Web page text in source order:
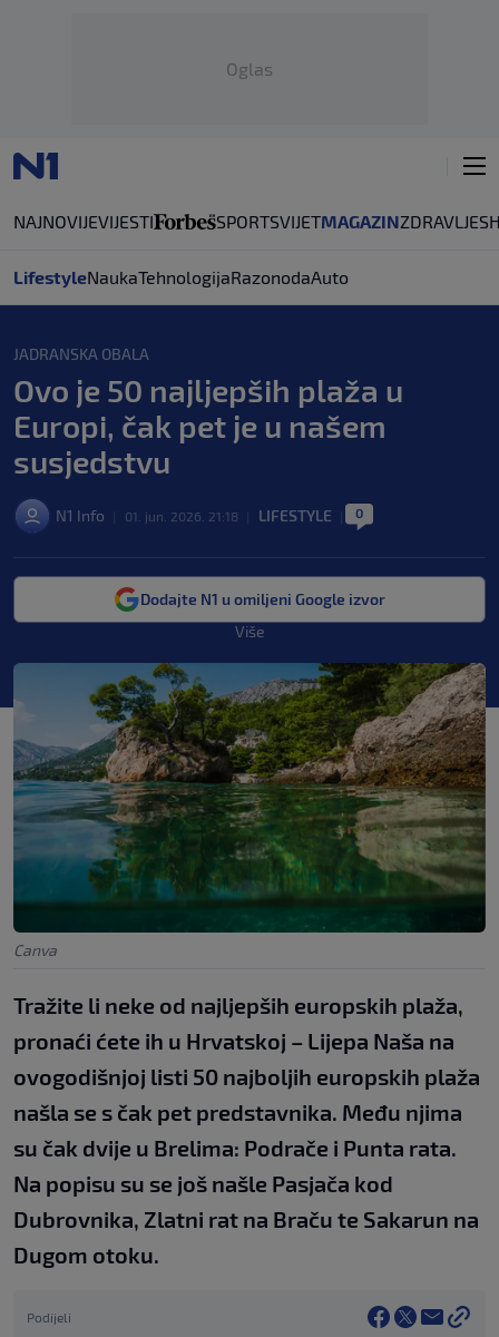
Oglas
NAJNOVIJEVIJESTI SPORTSVIJETMAGAZINZDRAVLJE
LifestyleNaukaTehnologijaRazonodaAuto
JADRANSKA OBALA
Ovo je 50 najljepših plaža u
Europi, čak pet je u našem
susjedstvu
N1 Info 01. jun. 2026. 21:18 LIFESTYLE 0
Dodajte N1 u omiljeni Google izvor
Više
Canva
Tražite li neke od najljepših europskih plaža,
pronaći ćete ih u Hrvatskoj – Lijepa Naša na
ovogodišnjoj listi 50 najboljih europskih plaža
našla se s čak pet predstavnika. Među njima
su čak dvije u Brelima: Podrače i Punta rata.
Na popisu su se još našle Pasjača kod
Dubrovnika, Zlatni rat na Braču te Sakarun na
Dugom otoku.
Podijeli